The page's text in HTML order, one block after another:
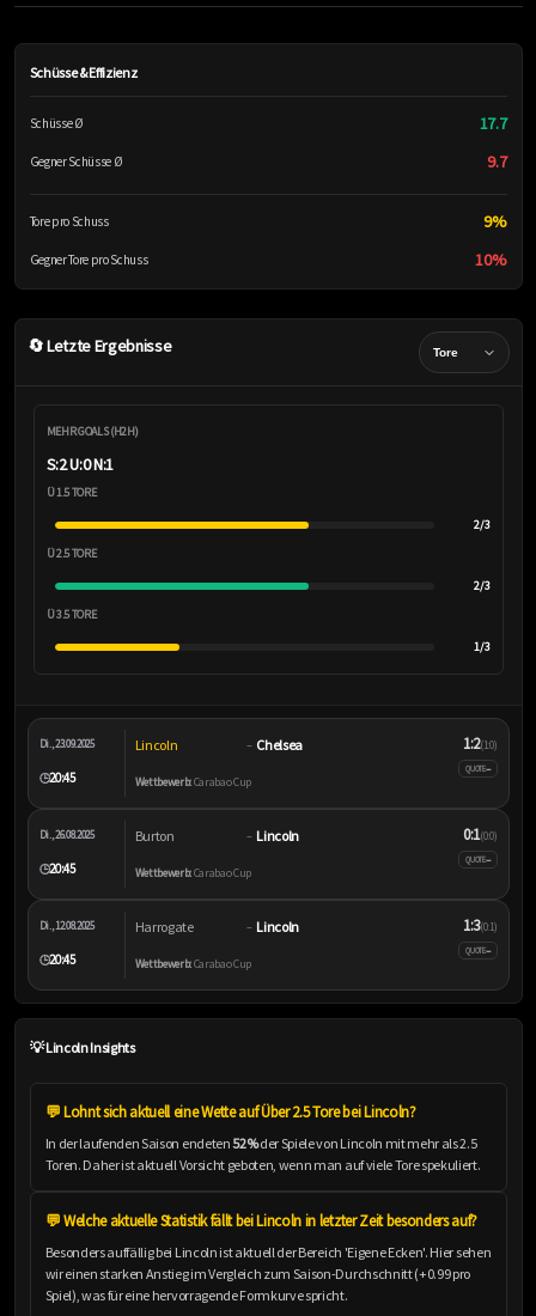
Schüsse & Effizienz
Schüsse Ø 17.7
Gegner Schüsse Ø 9.7
Tore pro Schuss 9%
Gegner Tore pro Schuss 10%
🔄 Letzte Ergebnisse
MEHR GOALS (H2H)
S:2 U:0 N:1
Ü 1.5 TORE
2/3
Ü 2.5 TORE
2/3
Ü 3.5 TORE
1/3
Di., 23.09.2025
🕒20:45
Lincoln – Chelsea
Wettbewerb:Carabao Cup
1:2(1:0)
QUOTE–
Di., 26.08.2025
🕒20:45
Burton – Lincoln
Wettbewerb:Carabao Cup
0:1(0:0)
QUOTE–
Di., 12.08.2025
🕒20:45
Harrogate – Lincoln
Wettbewerb:Carabao Cup
1:3(0:1)
QUOTE–
💡 Lincoln Insights
💬 Lohnt sich aktuell eine Wette auf Über 2.5 Tore bei Lincoln?
In der laufenden Saison endeten52%der Spiele von Lincoln mit mehr als 2.5
Toren. Daher ist aktuell Vorsicht geboten, wenn man auf viele Tore spekuliert.
💬 Welche aktuelle Statistik fällt bei Lincoln in letzter Zeit besonders auf?
Besonders auffällig bei Lincoln ist aktuell der Bereich 'Eigene Ecken'. Hier sehen
wir einen starken Anstieg im Vergleich zum Saison-Durchschnitt (+0.99 pro
Spiel), was für eine hervorragende Formkurve spricht.